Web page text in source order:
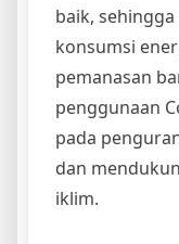
baik,
konsumsi
pemanasan
penggunaan
pada
dan
iklim.